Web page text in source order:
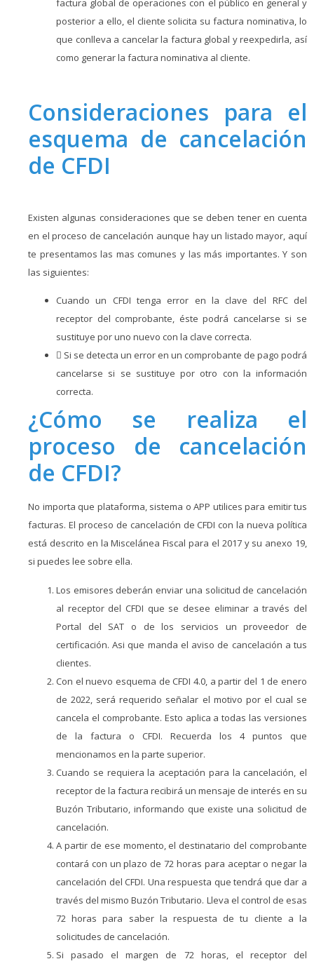
factura global de operaciones con el público en general y
posterior a ello, el cliente solicita su factura nominativa, lo
que conlleva a cancelar la factura global y reexpedirla, así
como generar la factura nominativa al cliente.
Consideraciones para el
esquema de cancelación
de CFDI
Existen algunas consideraciones que se deben tener en cuenta
en el proceso de cancelación aunque hay un listado mayor, aquí
te presentamos las mas comunes y las más importantes. Y son
las siguientes:
Cuando un CFDI tenga error en la clave del RFC del
receptor del comprobante, éste podrá cancelarse si se
sustituye por uno nuevo con la clave correcta.
 Si se detecta un error en un comprobante de pago podrá
cancelarse si se sustituye por otro con la información
correcta.
¿Cómo se realiza el
proceso de cancelación
de CFDI?
No importa que plataforma, sistema o APP utilices para emitir tus
facturas. El proceso de cancelación de CFDI con la nueva política
está descrito en la Miscelánea Fiscal para el 2017 y su anexo 19,
si puedes lee sobre ella.
Los emisores deberán enviar una solicitud de cancelación
al receptor del CFDI que se desee eliminar a través del
Portal del SAT o de los servicios un proveedor de
certificación. Asi que manda el aviso de cancelación a tus
clientes.
Con el nuevo esquema de CFDI 4.0, a partir del 1 de enero
de 2022, será requerido señalar el motivo por el cual se
cancela el comprobante. Esto aplica a todas las versiones
de la factura o CFDI. Recuerda los 4 puntos que
mencionamos en la parte superior.
Cuando se requiera la aceptación para la cancelación, el
receptor de la factura recibirá un mensaje de interés en su
Buzón Tributario, informando que existe una solicitud de
cancelación.
A partir de ese momento, el destinatario del comprobante
contará con un plazo de 72 horas para aceptar o negar la
cancelación del CFDI. Una respuesta que tendrá que dar a
través del mismo Buzón Tributario. Lleva el control de esas
72 horas para saber la respuesta de tu cliente a la
solicitudes de cancelación.
Si pasado el margen de 72 horas, el receptor del